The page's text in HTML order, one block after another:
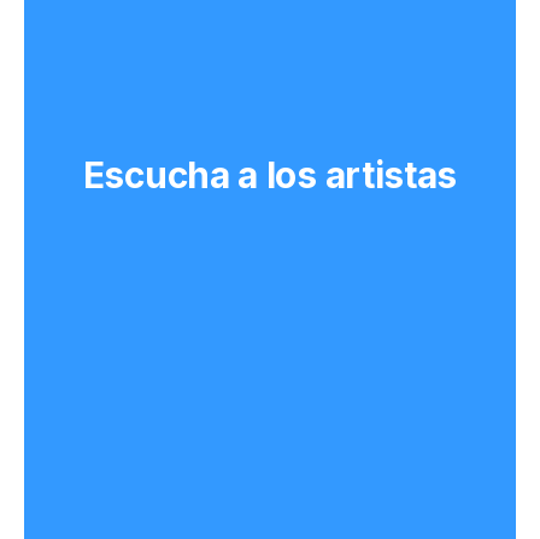
Escucha a los artistas